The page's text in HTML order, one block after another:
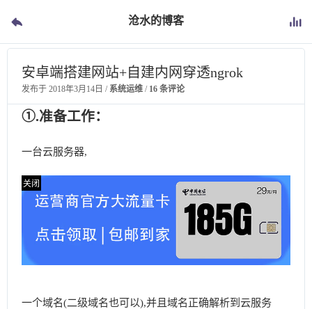
沧水的博客
安卓端搭建网站+自建内网穿透ngrok
发布于 2018年3月14日 / 系统运维 / 16 条评论
①.准备工作：
一台云服务器,
一个域名(二级域名也可以),并且域名正确解析到云服务